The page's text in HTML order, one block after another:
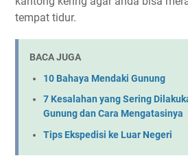
tempat tidur.
BACA JUGA
10 Bahaya Mendaki Gunung
7 Kesalahan yang Sering
Gunung dan Cara Mengatasinya
Tips Ekspedisi ke Luar Negeri